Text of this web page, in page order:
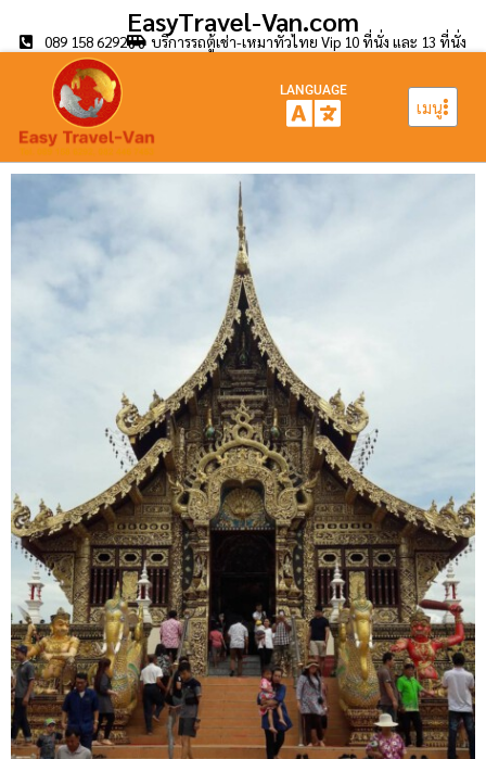
EasyTravel-Van.com
089 158 6292 บริการรถตู้เช่า-เหมาทั่วไทย Vip 10 ที่นั่ง และ 13 ที่นั่ง
เมนู
LANGUAGE